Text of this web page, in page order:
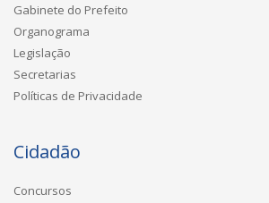
Gabinete do Prefeito
Organograma
Legislação
Secretarias
Políticas de Privacidade
Cidadão
Concursos